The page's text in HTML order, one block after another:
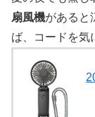
扇風機があると
ば、コードを気